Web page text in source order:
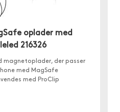
oplader med
216326
magnetoplader, der passer
med MagSafe
med ProClip